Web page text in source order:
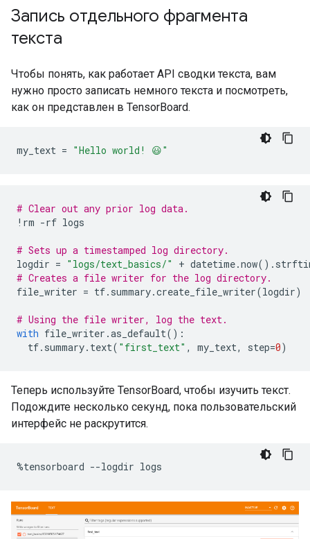
Запись отдельного фрагмента
текста
Чтобы понять, как работает API сводки текста, вам
нужно просто записать немного текста и посмотреть,
как он представлен в TensorBoard.
my_text = "Hello world! 😃"
# Clear out any prior log data.
! rm -rf logs
# Sets up a timestamped log directory.
logdir = "logs/text_basics/" + datetime.now().
# Creates a file writer for the log directory.
file_writer = tf. summary.create_file_writer(logdir)
# Using the file writer, log the text.
with file_writer .as_default():
tf. summary. text( "first_text" , my_text, step=0)
Теперь используйте TensorBoard, чтобы изучить текст.
Подождите несколько секунд, пока пользовательский
интерфейс не раскрутится.
%tensorboard --logdir logs